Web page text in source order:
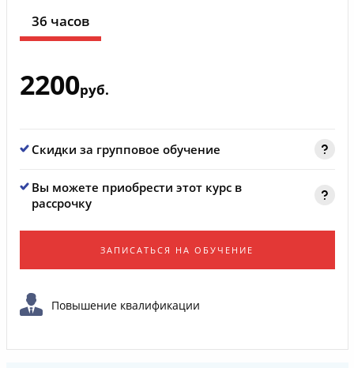
36 часов
2200руб.
Скидки за групповое обучение
Вы можете приобрести этот курс в
рассрочку
ЗАПИСАТЬСЯ НА ОБУЧЕНИЕ
Повышение квалификации